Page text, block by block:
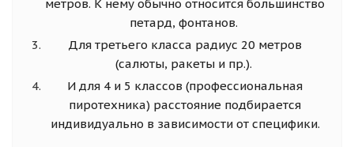
метров. К нему обычно относится большинство
петард, фонтанов.
Для третьего класса радиус 20 метров
(салюты, ракеты и пр.).
И для 4 и 5 классов (профессиональная
пиротехника) расстояние подбирается
индивидуально в зависимости от специфики.